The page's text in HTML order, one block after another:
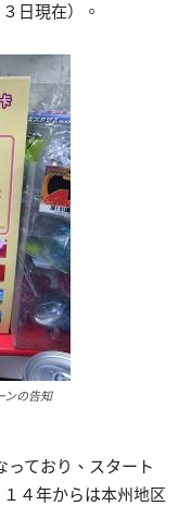
日現在）。
ンの告知
っており、スタート
４年からは本州地区